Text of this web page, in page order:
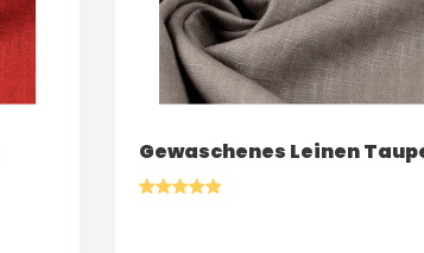
Gewaschenes Leinen